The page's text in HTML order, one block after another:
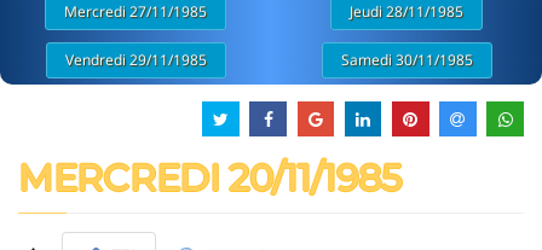
Mercredi 27/11/1985 Jeudi 28/11/1985
Vendredi 29/11/1985 Samedi 30/11/1985
MERCREDI 20/11/1985